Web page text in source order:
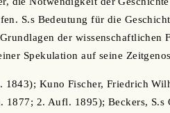
S.s Bedeutung für die
der wissenschaftlichen
Spekulation auf seine
Kuno Fischer, Friedrich
1877; 2. Aufl. 1895); Beckers,